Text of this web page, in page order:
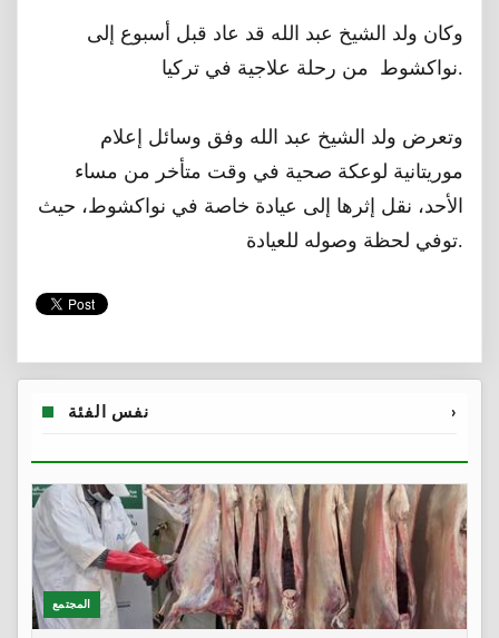
وكان ولد الشيخ عبد الله قد عاد قبل أسبوع إلى
نواكشوط من رحلة علاجية في تركيا.
وتعرض ولد الشيخ عبد الله وفق وسائل إعلام
موريتانية لوعكة صحية في وقت متأخر من مساء
الأحد، نقل إثرها إلى عيادة خاصة في نواكشوط، حيث
توفي لحظة وصوله للعيادة.
نفس الفئة ›
المجتمع